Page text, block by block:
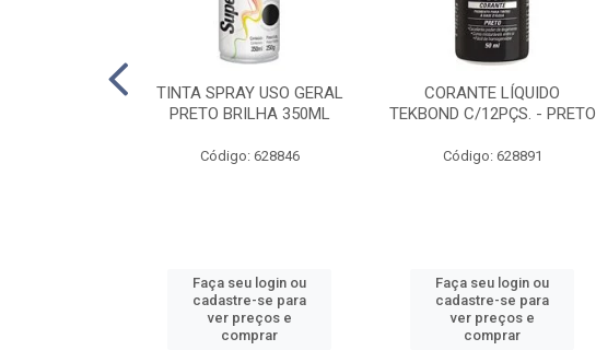
TINTA SPRAY USO GERAL
PRETO BRILHA 350ML
Código: 628846
Faça seu login ou
cadastre-se para
ver preços e
comprar
CORANTE LÍQUIDO
TEKBOND C/12PÇS. - PRETO
Código: 628891
Faça seu login ou
cadastre-se para
ver preços e
comprar